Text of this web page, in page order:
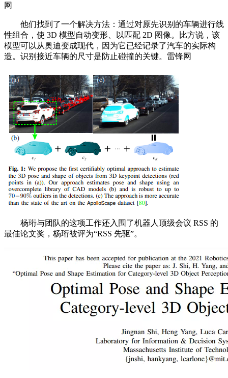
网
他们找到了一个解决方法：通过对原先识别的车辆进行线
性组合，使 3D 模型自动变形、以匹配 2D 图像。比方说，该
模型可以从奥迪变成现代，因为它已经记录了汽车的实际构
造。识别接近车辆的尺寸是防止碰撞的关键。雷锋网
杨珩与团队的这项工作还入围了机器人顶级会议 RSS 的
最佳论文奖，杨珩被评为“RSS 先驱”。